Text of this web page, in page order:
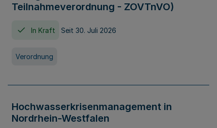
Teilnahmeverordnung - ZOVTnVO)
In Kraft Seit 30. Juli 2026
Verordnung
Hochwasserkrisenmanagement in
Nordrhein-Westfalen